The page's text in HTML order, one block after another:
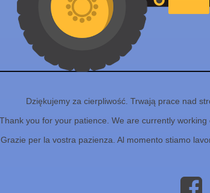
Dziękujemy za cierpliwość. Trwają prace nad
Thank you for your patience. We are currently
Grazie per la vostra pazienza. Al momento stiamo